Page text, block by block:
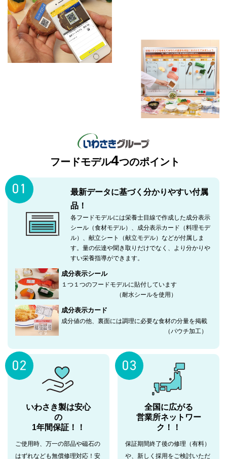
フードモデル4つのポイント
最新データに基づく分かりやすい付属
品！
各フードモデルには栄養士目線で作成した成分表示
シール（食材モデル）、成分表示カード（料理モデ
ル）、献立シート（献立モデル）などが付属しま
す。量の伝達や聞き取りだけでなく、より分かりや
すい栄養指導ができます。
成分表示シール
１つ１つのフードモデルに貼付しています
（耐水シールを使用）
成分表示カード
成分値の他、裏面には調理に必要な食材の分量を掲載
（パウチ加工）
いわさき製は安心
の
1年間保証！！
ご使用時、万一の部品や磁石の
はずれなども無償修理対応！安
全国に広がる
営業所ネットワー
ク！！
保証期間終了後の修理（有料）
や、新しく採用をご検討いただ